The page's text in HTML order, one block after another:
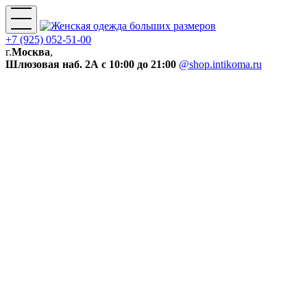
+7 (925) 052-51-00
г.Москва,
Шлюзовая наб. 2А с 10:00 до 21:00 @shop.intikoma.ru